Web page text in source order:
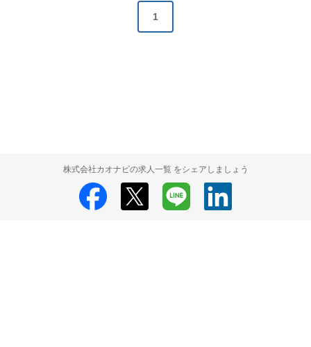
1
株式会社カオナビの求人一覧 をシェアしましょう